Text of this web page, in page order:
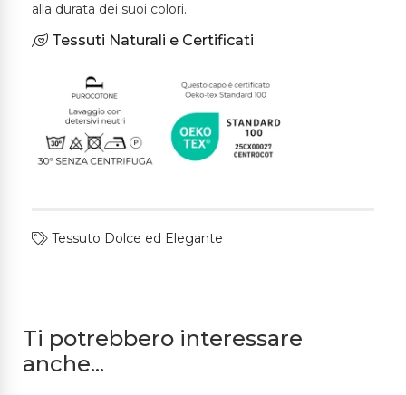
alla durata dei suoi colori.
Tessuti Naturali e Certificati
Tessuto Dolce ed Elegante
Ti potrebbero interessare
anche...